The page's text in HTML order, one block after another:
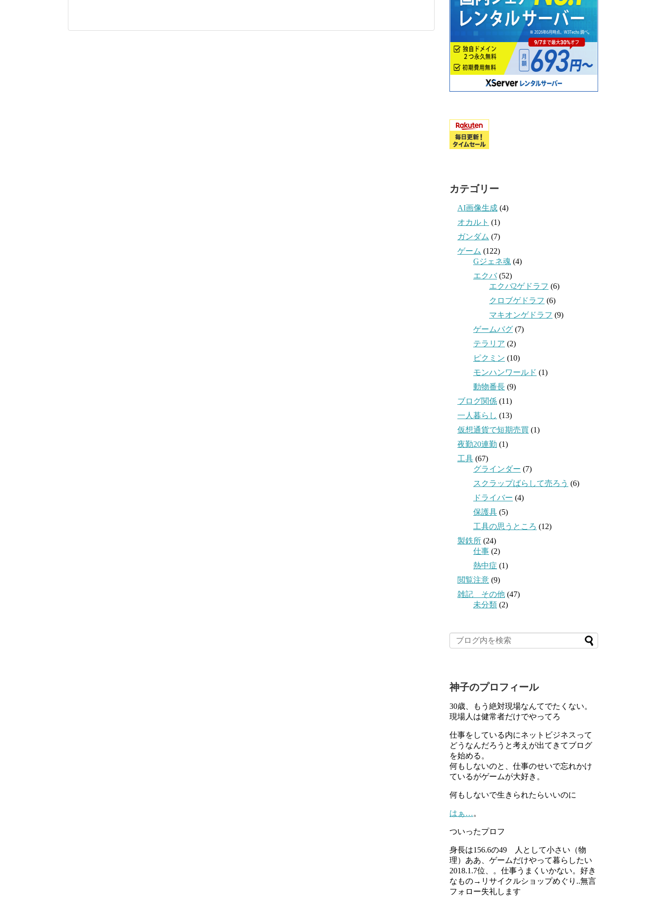
カテゴリー
AI画像生成 (4)
オカルト (1)
ガンダム (7)
ゲーム (122)
Gジェネ魂 (4)
エクバ(52)
エクバ2ゲドラフ (6)
クロブゲドラフ (6)
マキオンゲドラフ (9)
ゲームバグ (7)
テラリア (2)
ピクミン (10)
モンハンワールド (1)
動物番長 (9)
ブログ関係 (11)
一人暮らし (13)
仮想通貨で短期売買 (1)
夜勤20連勤 (1)
工具 (67)
グラインダー (7)
スクラップばらして売ろう (6)
ドライバー (4)
保護具 (5)
工具の思うところ (12)
製鉄所 (24)
仕事 (2)
熱中症 (1)
閲覧注意 (9)
雑記 その他 (47)
未分類 (2)
神子のプロフィール
30歳、もう絶対現場なんてでたくない。
現場人は健常者だけでやってろ
仕事をしている内にネットビジネスって
どうなんだろうと考えが出てきてブログ
を始める。
何もしないのと、仕事のせいで忘れかけ
ているがゲームが大好き。
何もしないで生きられたらいいのに
はぁ…。
ついったプロフ
身長は156.6の49 人として小さい（物
理）ああ、ゲームだけやって暮らしたい
2018.1.7位、。仕事うまくいかない。好き
なもの→リサイクルショップめぐり..無言
フォロー失礼します